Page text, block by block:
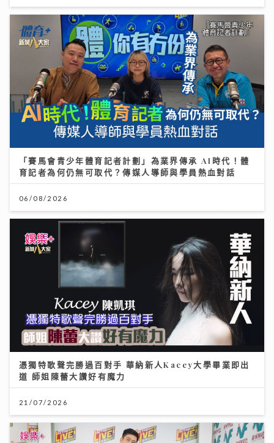
「賽馬會青少年體育記者計劃」為業界傳承 AI時代！體
育記者為何仍無可取代？傳媒人導師與學員熱血對話
06/08/2026
憑獨特歌聲完勝過百對手 華納新人Kacey大學畢業即出
道 師姐陳蕾大讚好有魔力
21/07/2026